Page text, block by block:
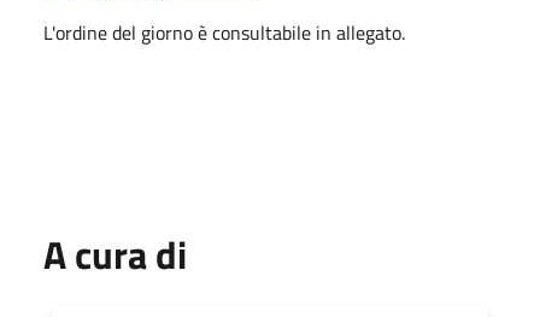
L'ordine del giorno è consultabile in allegato.
A cura di